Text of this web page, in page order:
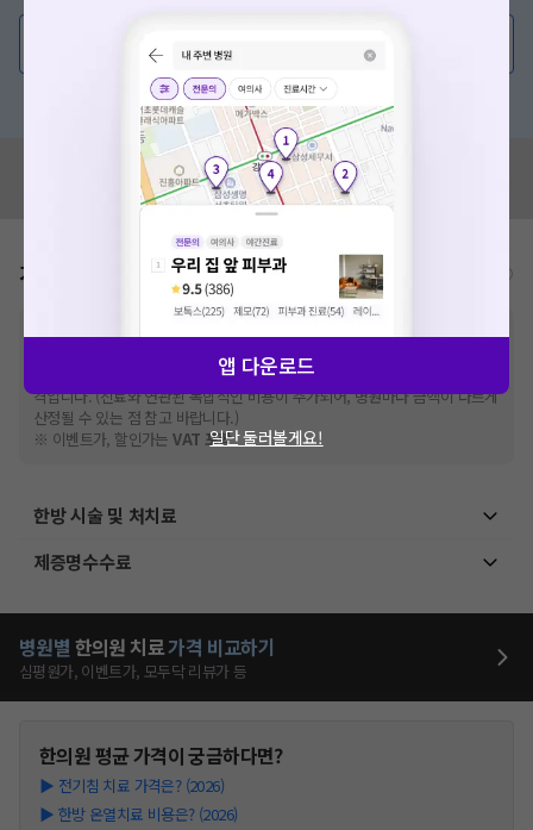
💬 무엇이든 물어보세요
혹은, 의료상담 서비스에 다양한 게시글 보러가기
혹시 잘못된 병원정보가 있나요?
모두닥 팀에 알려주세요!
가격표 비급여/급여 진료란?
※비급여 항목의 경우,추가비용 등으로 실제 가격과 상이할 수 있으니, 정확
한 가격은 해당 의료기관에 직접 문의해주세요.
건강보험심사평가원에 고지되어 있는 급여 진료 기준 가
격입니다. (진료와 연관된 복합적인 비용이 추가되어, 병원마다 금액이 다르게
산정될 수 있는 점 참고 바랍니다.)
※ 이벤트가, 할인가는VAT 포함
한방 시술 및 처치료
제증명수수료
병원별 한의원 치료가격 비교하기
심평원가, 이벤트가, 모두닥 리뷰가 등
한의원평균 가격이 궁금하다면?
▶ 전기침 치료 가격은? (2026)
▶ 한방 온열치료 비용은? (2026)
앱 다운로드
일단 둘러볼게요!